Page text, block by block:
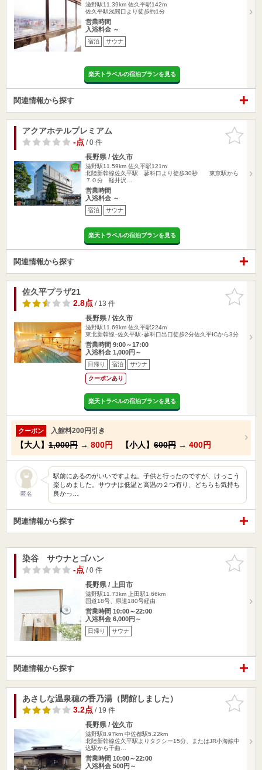
滋野駅11.39km 佐久平駅142m
佐久平駅浅間口より徒歩約1分
営業時間
入浴料金 ～
宿泊 サウナ
楽天トラベルの宿泊プランを見る
関連情報から探す
お気に入
りに追加
アクアホテルプレミアム
-点/ 0 件
長野県 / 佐久市
滋野駅11.59km 佐久平駅121m
北陸新幹線佐久平駅 蓼科口より徒歩30秒 東京駅から
７０分 軽井沢…
営業時間
入浴料金 ～
宿泊 サウナ
楽天トラベルの宿泊プランを見る
関連情報から探す
お気に入
りに追加
佐久平プラザ21
2.8点/ 13 件
長野県 / 佐久市
滋野駅11.69km 佐久平駅224m
東北新幹線･佐久平駅･蓼科口出口徒歩2分佐久平ICから3分
営業時間 9:00～17:00
入浴料金 1,000円～
日帰り 宿泊 サウナ
クーポンあり
楽天トラベルの宿泊プランを見る
クーポン 入館料200円引き
【大人】 1,000円 → 800円 【小人】 600円 → 400円
匿名
駅前にあるのがいいですよね。子供と行ったのですが、けっこう
楽しめました。サウナは低温と高温の２つ有り、どちらも気持ち
良かっ…
関連情報から探す
お気に入
りに追加
染谷 サウナとゴハン
-点/ 0 件
長野県 / 上田市
滋野駅11.73km
上田駅1.66km
国道18号、県道180号経由
営業時間 10:00～22:00
入浴料金 6,000円～
日帰り サウナ
関連情報から探す
お気に入
りに追加
あさしな温泉穂の香乃湯（閉館しました）
3.2点/ 19 件
長野県 / 佐久市
滋野駅8.97km 中佐都駅5.22km
北陸新幹線佐久平駅よりタクシー15分、またはJR小海線中
込駅から千曲…
営業時間 10:00～22:00
入浴料金 500円～